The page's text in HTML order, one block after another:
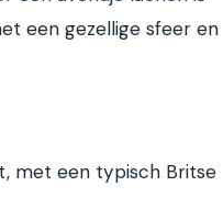
een gezellige sfeer en
met een typisch Britse